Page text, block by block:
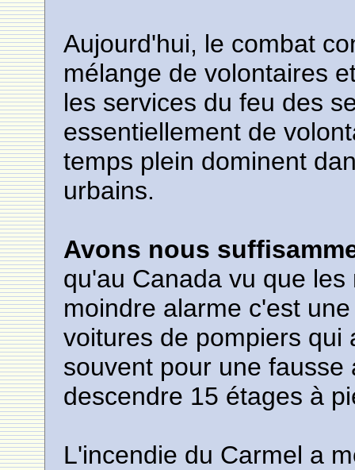
Aujourd'hui, le combat
mélange de volontaires
les services du feu des
essentiellement de
temps plein dominent
urbains.
Avons nous
qu'au Canada vu que
moindre alarme c'est
voitures de pompiers qui
souvent pour une
descendre 15 étages à
L'incendie du Carmel a